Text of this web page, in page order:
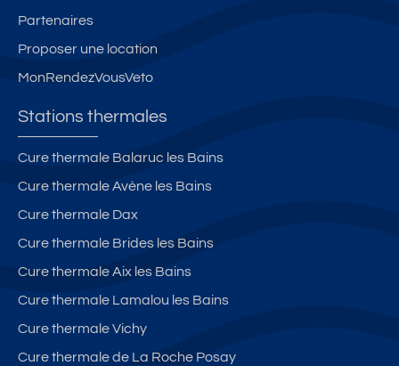
Partenaires
Proposer une location
MonRendezVousVeto
Stations thermales
Cure thermale Balaruc les Bains
Cure thermale Avène les Bains
Cure thermale Dax
Cure thermale Brides les Bains
Cure thermale Aix les Bains
Cure thermale Lamalou les Bains
Cure thermale Vichy
Cure thermale de La Roche Posay